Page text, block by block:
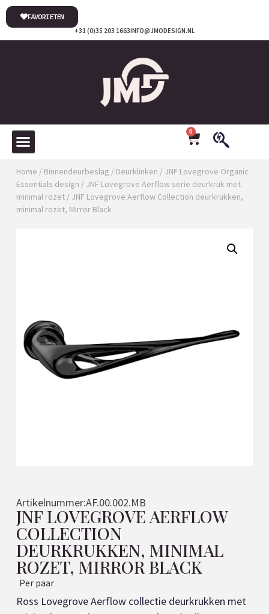
INFO@JMODESIGN.NL
+31 (0)35 203 1663
FAVORIETEN
0
Home / Binnendeurbeslag / Deurklinken / JNF Lovegrove Organic
Essentials design / JNF Lovegrove Aerflow serie deurkruk met
minimal rozet/ JNF Lovegrove Aerflow Collection deurkrukken,
minimal rozet, Mirror Black
Artikelnummer:AF.00.002.MB
JNF LOVEGROVE AERFLOW
COLLECTION
DEURKRUKKEN, MINIMAL
ROZET, MIRROR BLACK
Per paar
Ross Lovegrove Aerflow collectie deurkrukken met